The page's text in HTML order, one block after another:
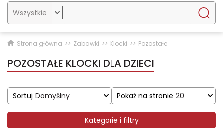

Strona główna Zabawki Klocki Pozostałe
POZOSTAŁE KLOCKI DLA DZIECI
Sortuj Domyślny Pokaż na stronie 20
Kategorie i filtry